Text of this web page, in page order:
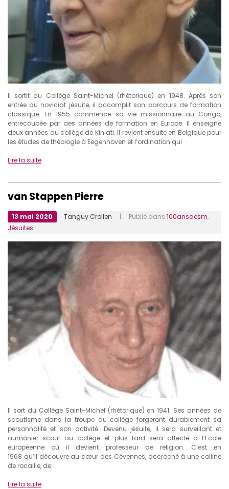
Il sortit du Collège Saint-Michel (rhétorique) en 1948. Après son
entrée au noviciat jésuite, il accomplit son parcours de formation
classique. En 1955 commence sa vie missionnaire au Congo,
entrecoupée par des années de formation en Europe. Il enseigne
deux années au collège de Kiniati. Il revient ensuite en Belgique pour
les études de théologie à Eegenhoven et l’ordination qui
Lire la suite
van Stappen Pierre
13 mai 2020 Tanguy Crollen | Publié dans 100ansaesm,
Jésuites
Il sort du Collège Saint-Michel (rhétorique) en 1941. Ses années de
scoutisme dans la troupe du collège forgeront durablement sa
personnalité et son activité. Devenu jésuite, il sera surveillant et
aumônier scout au collège et plus tard sera affecté à l’Ecole
européenne où il devient professeur de religion. C’est en
1968 qu’il découvre au cœur des Cévennes, accroché à une colline
de rocaille, de
Lire la suite